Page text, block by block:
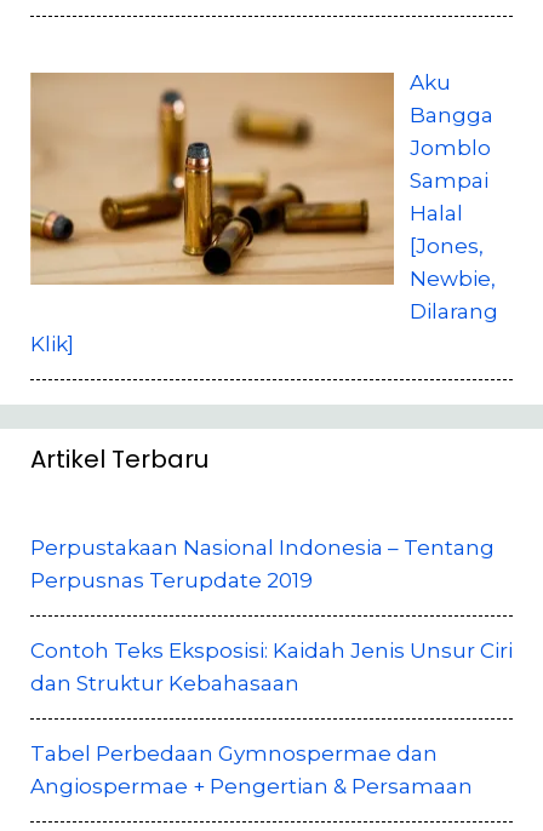
Aku
Bangga
Jomblo
Sampai
Halal
[Jones,
Newbie,
Dilarang
Klik]
Artikel Terbaru
Perpustakaan Nasional Indonesia – Tentang
Perpusnas Terupdate 2019
Contoh Teks Eksposisi: Kaidah Jenis Unsur Ciri
dan Struktur Kebahasaan
Tabel Perbedaan Gymnospermae dan
Angiospermae + Pengertian & Persamaan